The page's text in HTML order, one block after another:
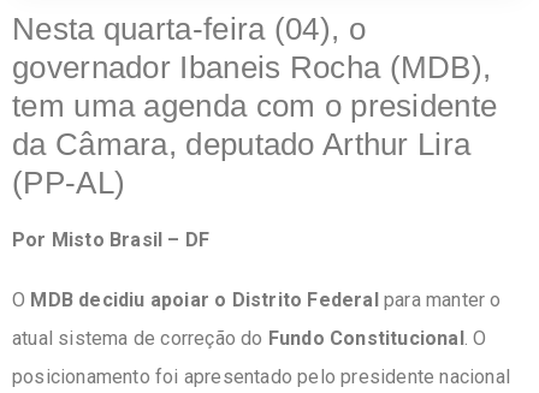
c
e
b
o
o
at
s
A
p
ail
Nesta quarta-feira (04), o
governador Ibaneis Rocha (MDB),
tem uma agenda com o presidente
da Câmara, deputado Arthur Lira
(PP-AL)
Por Misto Brasil – DF
O MDB decidiu apoiar o Distrito Federalpara manter o
atual sistema de correção do Fundo Constitucional. O
posicionamento foi apresentado pelo presidente nacional